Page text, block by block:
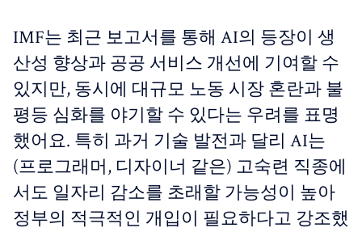
IMF는 최근 보고서를 통해 AI의 등장이 생
산성 향상과 공공 서비스 개선에 기여할 수
있지만, 동시에 대규모 노동 시장 혼란과 불
평등 심화를 야기할 수 있다는 우려를 표명
했어요. 특히 과거 기술 발전과 달리 AI는
(프로그래머, 디자이너 같은) 고숙련 직종에
서도 일자리 감소를 초래할 가능성이 높아
정부의 적극적인 개입이 필요하다고 강조했